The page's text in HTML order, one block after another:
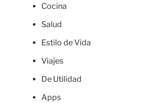
Cocina
Salud
Estilo de Vida
Viajes
De Utilidad
Apps